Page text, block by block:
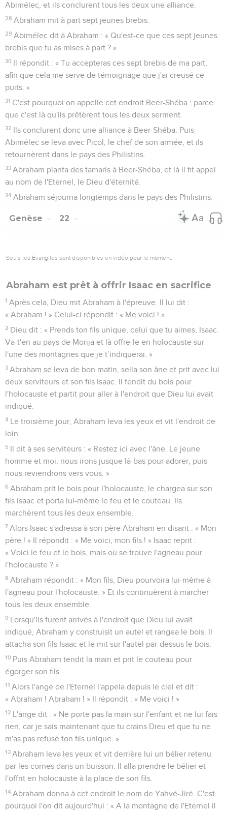
Abimélec, et ils conclurent tous les deux une alliance.
28 Abraham mit à part sept jeunes brebis.
29 Abimélec dit à Abraham : « Qu'est-ce que ces sept jeunes
brebis que tu as mises à part ? »
30 Il répondit : « Tu accepteras ces sept brebis de ma part,
afin que cela me serve de témoignage que j'ai creusé ce
puits. »
31 C'est pourquoi on appelle cet endroit Beer-Shéba : parce
que c'est là qu'ils prêtèrent tous les deux serment.
32 Ils conclurent donc une alliance à Beer-Shéba. Puis
Abimélec se leva avec Picol, le chef de son armée, et ils
retournèrent dans le pays des Philistins.
33 Abraham planta des tamaris à Beer-Shéba, et là il fit appel
au nom de l'Eternel, le Dieu d'éternité.
34 Abraham séjourna longtemps dans le pays des Philistins.
Genèse 22
Seuls les Évangiles sont disponibles en vidéo pour le moment.
Abraham est prêt à offrir Isaac en sacrifice
1 Après cela, Dieu mit Abraham à l'épreuve. Il lui dit :
« Abraham ! » Celui-ci répondit : « Me voici ! »
2 Dieu dit : « Prends ton fils unique, celui que tu aimes, Isaac.
Va-t'en au pays de Morija et là offre-le en holocauste sur
l'une des montagnes que je t’indiquerai. »
3 Abraham se leva de bon matin, sella son âne et prit avec lui
deux serviteurs et son fils Isaac. Il fendit du bois pour
l'holocauste et partit pour aller à l'endroit que Dieu lui avait
indiqué.
4 Le troisième jour, Abraham leva les yeux et vit l'endroit de
loin.
5 Il dit à ses serviteurs : « Restez ici avec l'âne. Le jeune
homme et moi, nous irons jusque là-bas pour adorer, puis
nous reviendrons vers vous. »
6 Abraham prit le bois pour l'holocauste, le chargea sur son
fils Isaac et porta lui-même le feu et le couteau. Ils
marchèrent tous les deux ensemble.
7 Alors Isaac s'adressa à son père Abraham en disant : « Mon
père ! » Il répondit : « Me voici, mon fils ! » Isaac reprit :
« Voici le feu et le bois, mais où se trouve l'agneau pour
l'holocauste ? »
8 Abraham répondit : « Mon fils, Dieu pourvoira lui-même à
l'agneau pour l'holocauste. » Et ils continuèrent à marcher
tous les deux ensemble.
9 Lorsqu'ils furent arrivés à l'endroit que Dieu lui avait
indiqué, Abraham y construisit un autel et rangea le bois. Il
attacha son fils Isaac et le mit sur l'autel par-dessus le bois.
10 Puis Abraham tendit la main et prit le couteau pour
égorger son fils.
11 Alors l'ange de l'Eternel l'appela depuis le ciel et dit :
« Abraham ! Abraham ! » Il répondit : « Me voici ! »
12 L'ange dit : « Ne porte pas la main sur l'enfant et ne lui fais
rien, car je sais maintenant que tu crains Dieu et que tu ne
m'as pas refusé ton fils unique. »
13 Abraham leva les yeux et vit derrière lui un bélier retenu
par les cornes dans un buisson. Il alla prendre le bélier et
l'offrit en holocauste à la place de son fils.
14 Abraham donna à cet endroit le nom de Yahvé-Jiré. C'est
pourquoi l'on dit aujourd'hui : « A la montagne de l'Eternel il